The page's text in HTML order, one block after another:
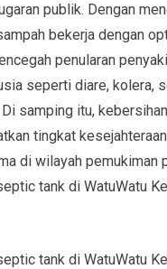
publik. Dengan
bekerja dengan
penularan
seperti diare, kolera,
samping itu,
tingkat
di wilayah pemukiman
tank di WatuWatu
tank di WatuWatu